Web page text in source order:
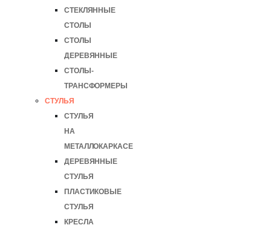
СТЕКЛЯННЫЕ
СТОЛЫ
СТОЛЫ
ДЕРЕВЯННЫЕ
СТОЛЫ-
ТРАНСФОРМЕРЫ
СТУЛЬЯ
СТУЛЬЯ
НА
МЕТАЛЛОКАРКАСЕ
ДЕРЕВЯННЫЕ
СТУЛЬЯ
ПЛАСТИКОВЫЕ
СТУЛЬЯ
КРЕСЛА